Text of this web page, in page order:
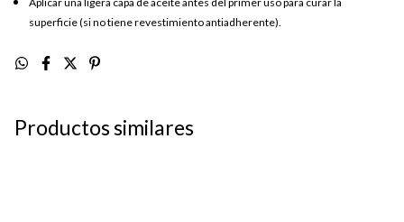
superficie (si no tiene revestimiento antiadherente).
Productos similares